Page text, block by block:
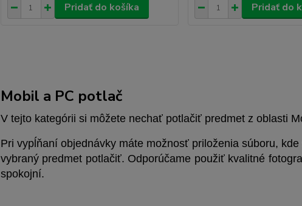
Pridať do košíka Pridať do
Mobil a PC potlač
V tejto kategórii si môžete nechať potlačiť predmet z oblasti
Pri vypĺňaní objednávky máte možnosť priloženia súboru,
vybraný predmet potlačiť. Odporúčame použiť kvalitné
spokojní.